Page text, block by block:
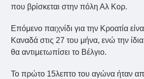
που βρίσκεται στην πόλη Αλ Κορ.
Επόμενο παιχνίδι για την Κροατία
Καναδά στις 27 του μήνα, ενώ την
θα αντιμετωπίσει το Βέλγιο.
Το πρώτο 15λεπτο του αγώνα ήταν